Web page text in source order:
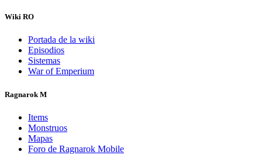
Wiki RO
Portada de la wiki
Episodios
Sistemas
War of Emperium
Ragnarok M
Items
Monstruos
Mapas
Foro de Ragnarok Mobile